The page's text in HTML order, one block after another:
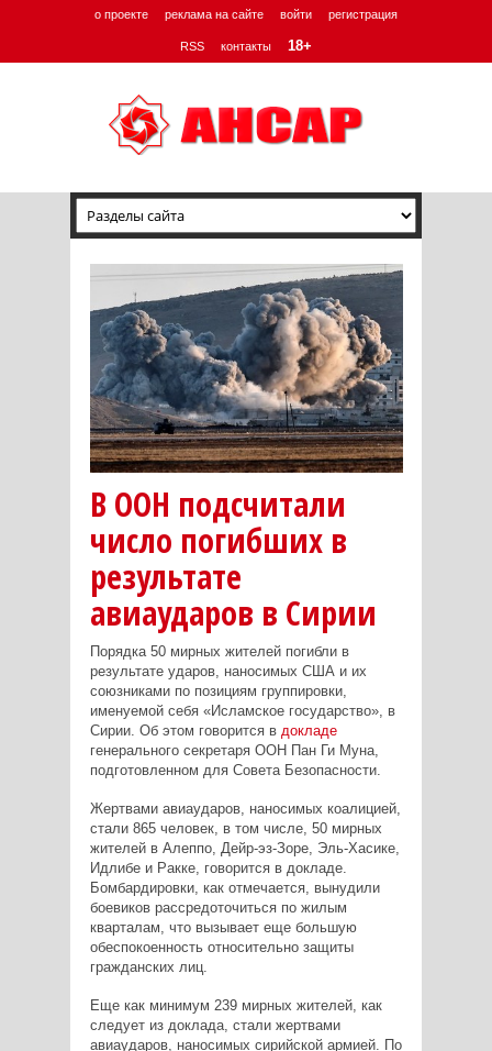
о проекте реклама на сайте войти регистрация
RSS контакты 18+
В ООН подсчитали
число погибших в
результате
авиаударов в Сирии
Порядка 50 мирных жителей погибли в
результате ударов, наносимых США и их
союзниками по позициям группировки,
именуемой себя «Исламское государство», в
Сирии. Об этом говорится в докладе
генерального секретаря ООН Пан Ги Муна,
подготовленном для Совета Безопасности.
Жертвами авиаударов, наносимых коалицией,
стали 865 человек, в том числе, 50 мирных
жителей в Алеппо, Дейр-эз-Зоре, Эль-Хасике,
Идлибе и Ракке, говорится в докладе.
Бомбардировки, как отмечается, вынудили
боевиков рассредоточиться по жилым
кварталам, что вызывает еще большую
обеспокоенность относительно защиты
гражданских лиц.
Еще как минимум 239 мирных жителей, как
следует из доклада, стали жертвами
авиаударов, наносимых сирийской армией. По